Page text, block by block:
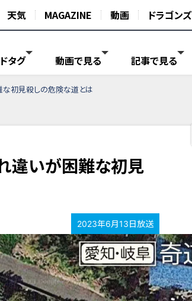
天気 MAGAZINE 動画 ドラゴンズ
タグ 動画で見る 記事で見る
な初見殺しの危険な道とは
違いが困難な初見
2023年6月13日放送